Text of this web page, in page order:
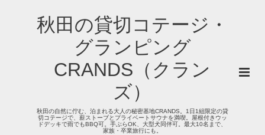
秋田の貸切コテージ・
グランピング
CRANDS（クラン
ズ）
秋田の自然に佇む、泊まれる大人の秘密基地CRANDS。1日1組限定の貸
切コテージで、薪ストーブとプライベートサウナを満喫。屋根付きウッ
ドデッキで雨でもBBQ可。手ぶらOK、大型犬同伴可。最大10名まで、
家族・卒業旅行にも。